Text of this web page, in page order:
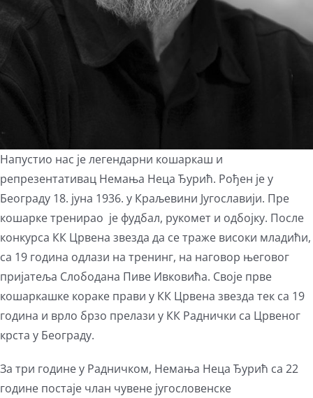
Напустио нас је легендарни кошаркаш и
репрезентативац Немања Неца Ђурић. Рођен је у
Београду 18. јуна 1936. у Краљевини Југославији. Пре
кошарке тренирао је фудбал, рукомет и одбојку. После
конкурса КК Црвена звезда да се траже високи младићи,
са 19 година одлази на тренинг, на наговор његовог
пријатеља Слободана Пиве Ивковића. Своје прве
кошаркашке кораке прави у КК Црвена звезда тек са 19
година и врло брзо прелази у КК Раднички са Црвеног
крста у Београду.
За три године у Радничком, Немања Неца Ђурић са 22
године постаје члан чувене југословенске